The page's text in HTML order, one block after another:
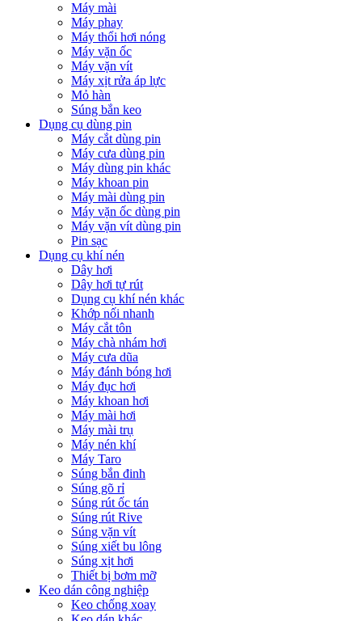
Máy mài
Máy phay
Máy thổi hơi nóng
Máy vặn ốc
Máy vặn vít
Máy xịt rửa áp lực
Mỏ hàn
Súng bắn keo
Dụng cụ dùng pin
Máy cắt dùng pin
Máy cưa dùng pin
Máy dùng pin khác
Máy khoan pin
Máy mài dùng pin
Máy vặn ốc dùng pin
Máy vặn vít dùng pin
Pin sạc
Dụng cụ khí nén
Dây hơi
Dây hơi tự rút
Dụng cụ khí nén khác
Khớp nối nhanh
Máy cắt tôn
Máy chà nhám hơi
Máy cưa dũa
Máy đánh bóng hơi
Máy đục hơi
Máy khoan hơi
Máy mài hơi
Máy mài trụ
Máy nén khí
Máy Taro
Súng bắn đinh
Súng gõ rỉ
Súng rút ốc tán
Súng rút Rive
Súng vặn vít
Súng xiết bu lông
Súng xịt hơi
Thiết bị bơm mỡ
Keo dán công nghiệp
Keo chống xoay